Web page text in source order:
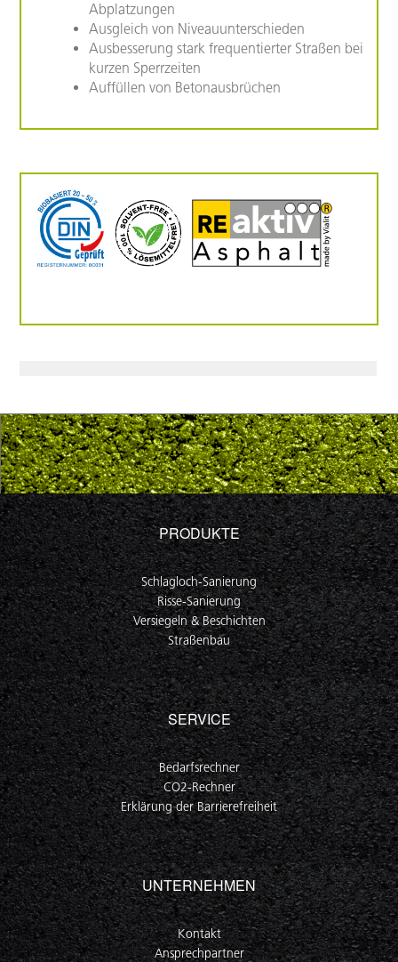
Abplatzungen
Ausgleich von Niveauunterschieden
Ausbesserung stark frequentierter Straßen bei
kurzen Sperrzeiten
Auffüllen von Betonausbrüchen
PRODUKTE
Schlagloch-Sanierung
Risse-Sanierung
Versiegeln & Beschichten
Straßenbau
SERVICE
Bedarfsrechner
CO2-Rechner
Erklärung der Barrierefreiheit
UNTERNEHMEN
Kontakt
Ansprechpartner